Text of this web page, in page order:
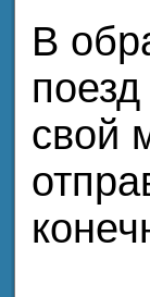
В
свой